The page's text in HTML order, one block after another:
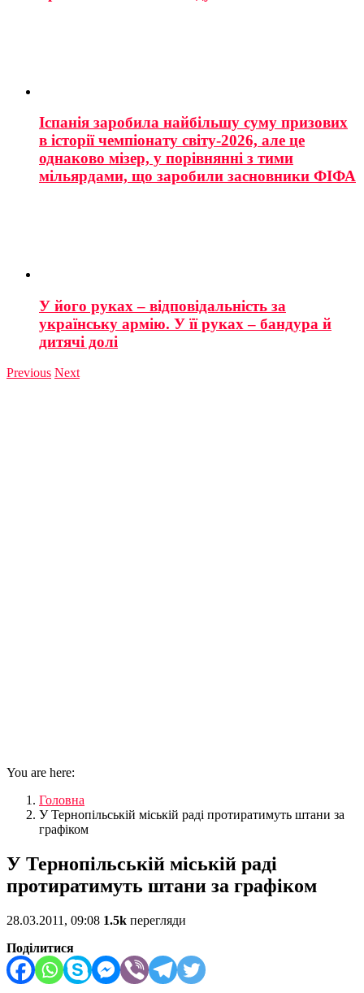
Іспанія заробила найбільшу суму призових
в історії чемпіонату світу-2026, але це
однаково мізер, у порівнянні з тими
мільярдами, що заробили засновники ФІФА
У його руках – відповідальність за
українську армію. У її руках – бандура й
дитячі долі
Previous Next
You are here:
Головна
У Тернопільській міській раді протиратимуть штани за
графіком
У Тернопільській міській раді
протиратимуть штани за графіком
28.03.2011, 09:08 1.5k перегляди
Поділитися